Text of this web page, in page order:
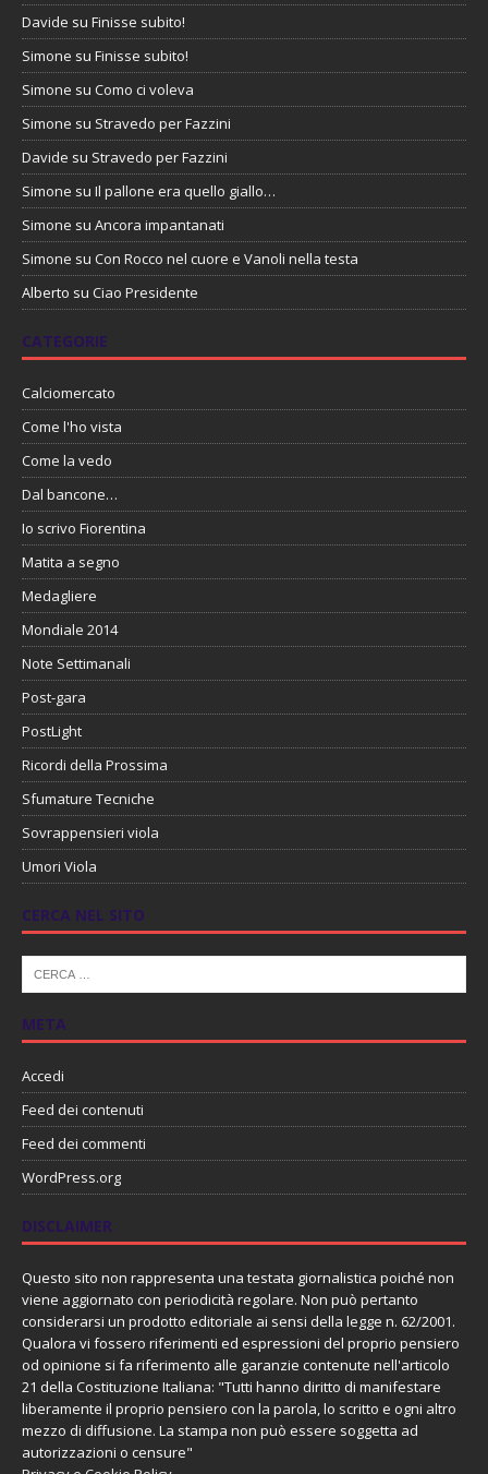
Davide su Finisse subito!
Simone su Finisse subito!
Simone su Como ci voleva
Simone su Stravedo per Fazzini
Davide su Stravedo per Fazzini
Simone su Il pallone era quello giallo…
Simone su Ancora impantanati
Simone su Con Rocco nel cuore e Vanoli nella testa
Alberto su Ciao Presidente
CATEGORIE
Calciomercato
Come l'ho vista
Come la vedo
Dal bancone…
Io scrivo Fiorentina
Matita a segno
Medagliere
Mondiale 2014
Note Settimanali
Post-gara
PostLight
Ricordi della Prossima
Sfumature Tecniche
Sovrappensieri viola
Umori Viola
CERCA NEL SITO
META
Accedi
Feed dei contenuti
Feed dei commenti
WordPress.org
DISCLAIMER
Questo sito non rappresenta una testata giornalistica poiché non
viene aggiornato con periodicità regolare. Non può pertanto
considerarsi un prodotto editoriale ai sensi della legge n. 62/2001.
Qualora vi fossero riferimenti ed espressioni del proprio pensiero
od opinione si fa riferimento alle garanzie contenute nell'articolo
21 della Costituzione Italiana: "Tutti hanno diritto di manifestare
liberamente il proprio pensiero con la parola, lo scritto e ogni altro
mezzo di diffusione. La stampa non può essere soggetta ad
autorizzazioni o censure"